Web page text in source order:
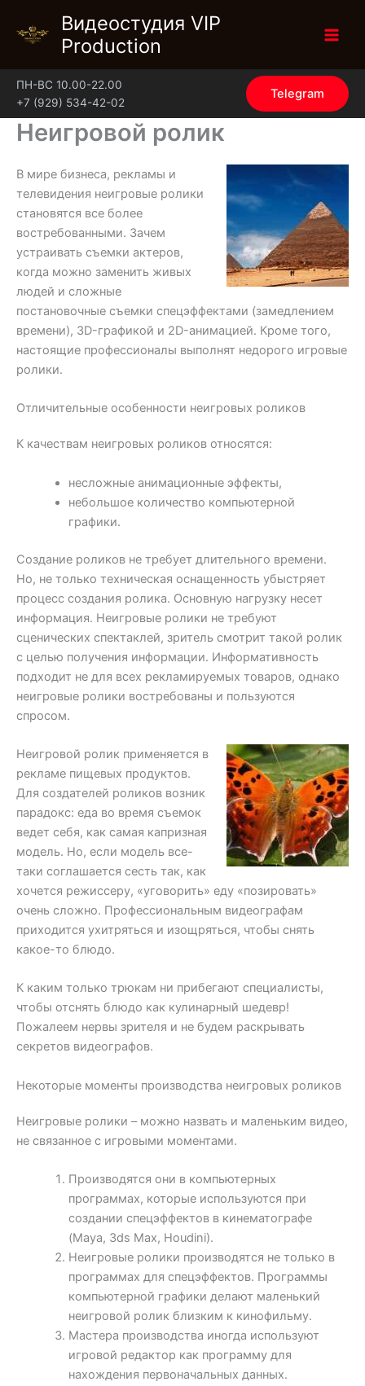
содержимому
Видеостудия VIP
Production
ПН-ВС 10.00-22.00
+7 (929) 534-42-02
Telegram
Неигровой ролик
В мире бизнеса, рекламы и
телевидения неигровые ролики
становятся все более
востребованными. Зачем
устраивать съемки актеров,
когда можно заменить живых
людей и сложные
постановочные съемки спецэффектами (замедлением
времени), 3D-графикой и 2D-анимацией. Кроме того,
настоящие профессионалы выполнят недорого игровые
ролики.
Отличительные особенности неигровых роликов
К качествам неигровых роликов относятся:
несложные анимационные эффекты,
небольшое количество компьютерной
графики.
Создание роликов не требует длительного времени.
Но, не только техническая оснащенность убыстряет
процесс создания ролика. Основную нагрузку несет
информация. Неигровые ролики не требуют
сценических спектаклей, зритель смотрит такой ролик
с целью получения информации. Информативность
подходит не для всех рекламируемых товаров, однако
неигровые ролики востребованы и пользуются
спросом.
Неигровой ролик применяется в
рекламе пищевых продуктов.
Для создателей роликов возник
парадокс: еда во время съемок
ведет себя, как самая капризная
модель. Но, если модель все-
таки соглашается сесть так, как
хочется режиссеру, «уговорить» еду «позировать»
очень сложно. Профессиональным видеографам
приходится ухитряться и изощряться, чтобы снять
какое-то блюдо.
К каким только трюкам ни прибегают специалисты,
чтобы отснять блюдо как кулинарный шедевр!
Пожалеем нервы зрителя и не будем раскрывать
секретов видеографов.
Некоторые моменты производства неигровых роликов
Неигровые ролики – можно назвать и маленьким видео,
не связанное с игровыми моментами.
Производятся они в компьютерных
программах, которые используются при
создании спецэффектов в кинематографе
(Maya, 3ds Max, Houdini).
Неигровые ролики производятся не только в
программах для спецэффектов. Программы
компьютерной графики делают маленький
неигровой ролик близким к кинофильму.
Мастера производства иногда используют
игровой редактор как программу для
нахождения первоначальных данных.